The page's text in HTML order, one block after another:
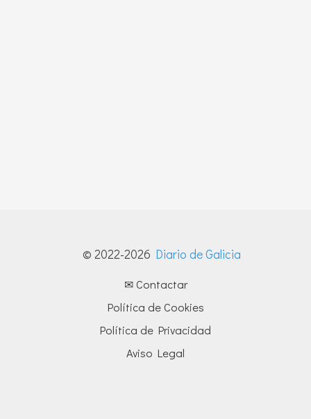
© 2022-2026 Diario de Galicia
✉ Contactar
Política de Cookies
Política de Privacidad
Aviso Legal